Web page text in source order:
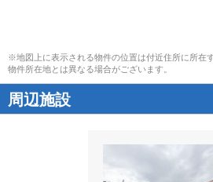
※地図上に表示される物件の位置は付近住所に所在
物件所在地とは異なる場合がございます。
周辺施設